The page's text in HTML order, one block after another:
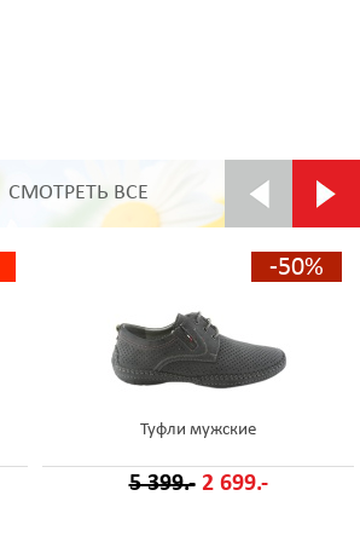
СМОТРЕТЬ ВСЕ
-50%
Туфли мужские
5 399.- 2 699.-